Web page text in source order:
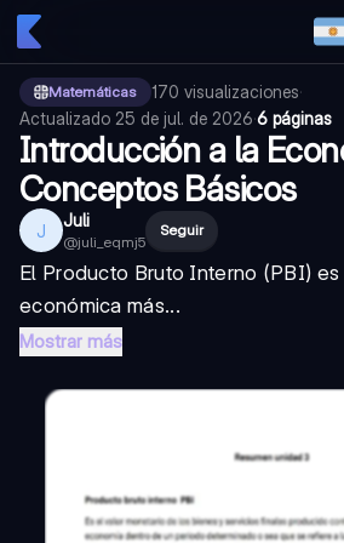
Matemáticas 170 visualizaciones·
Actualizado 25 de jul. de 2026·6 páginas
Introducción a la
Conceptos Básicos
J Juli
@juli_eqmj5
Seguir
El Producto Bruto Interno (PBI)
económica más...
Mostrar más